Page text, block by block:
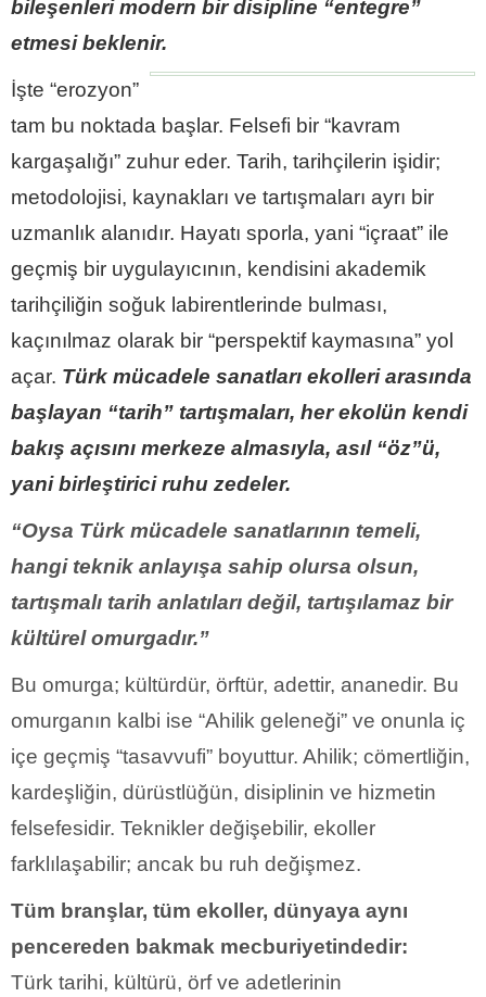
bileşenleri modern bir disipline “entegre”
etmesi beklenir.
İşte “erozyon”
tam bu noktada başlar. Felsefi bir “kavram
kargaşalığı” zuhur eder. Tarih, tarihçilerin işidir;
metodolojisi, kaynakları ve tartışmaları ayrı bir
uzmanlık alanıdır. Hayatı sporla, yani “içraat” ile
geçmiş bir uygulayıcının, kendisini akademik
tarihçiliğin soğuk labirentlerinde bulması,
kaçınılmaz olarak bir “perspektif kaymasına” yol
açar. Türk mücadele sanatları ekolleri arasında
başlayan “tarih” tartışmaları, her ekolün kendi
bakış açısını merkeze almasıyla, asıl “öz”ü,
yani birleştirici ruhu zedeler.
“Oysa Türk mücadele sanatlarının temeli,
hangi teknik anlayışa sahip olursa olsun,
tartışmalı tarih anlatıları değil, tartışılamaz bir
kültürel omurgadır.”
Bu omurga; kültürdür, örftür, adettir, ananedir. Bu
omurganın kalbi ise “Ahilik geleneği” ve onunla iç
içe geçmiş “tasavvufi” boyuttur. Ahilik; cömertliğin,
kardeşliğin, dürüstlüğün, disiplinin ve hizmetin
felsefesidir. Teknikler değişebilir, ekoller
farklılaşabilir; ancak bu ruh değişmez.
Tüm branşlar, tüm ekoller, dünyaya aynı
pencereden bakmak mecburiyetindedir:
Türk tarihi, kültürü, örf ve adetlerinin